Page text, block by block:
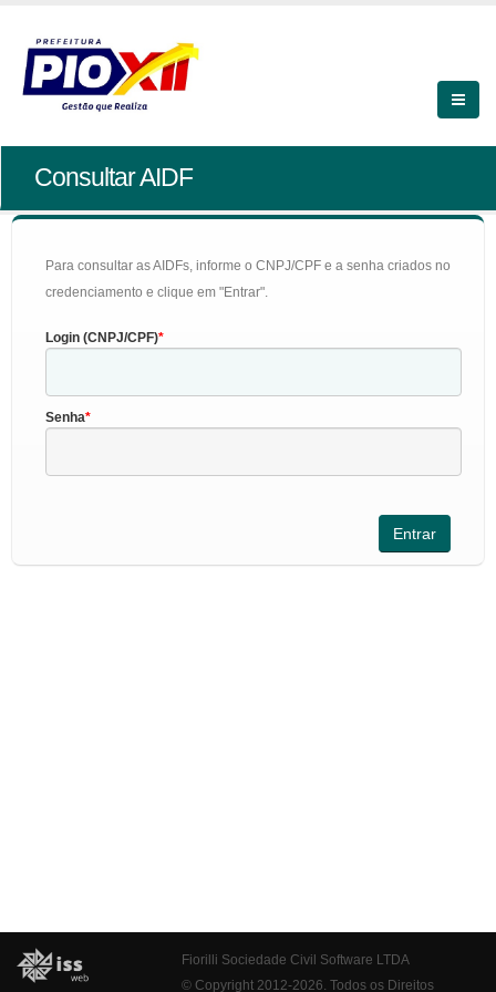
Consultar AIDF
Para consultar as AIDFs, informe o CNPJ/CPF e a senha criados no
credenciamento e clique em "Entrar".
Login (CNPJ/CPF)
Senha
Fiorilli Sociedade Civil Software LTDA
© Copyright 2012-2026. Todos os Direitos